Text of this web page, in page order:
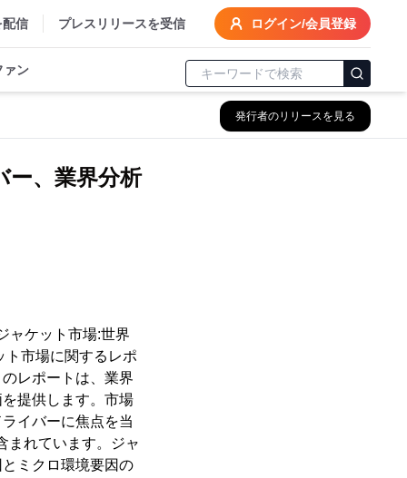
配信 プレスリリースを受信 ログイン/会員登録
ァン
発行者のリリースを見る
ー、業界分析
ャケット市場:世界
ト市場に関するレポ
レポートは、業界
提供します。市場
イバーに焦点を当
まれています。ジャ
ミクロ環境要因の